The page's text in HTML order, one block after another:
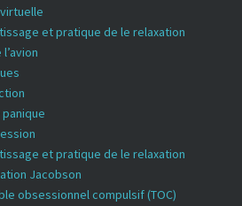
et pratique de le relaxation
et pratique de le relaxation
Jacobson
obsessionnel compulsif (TOC)